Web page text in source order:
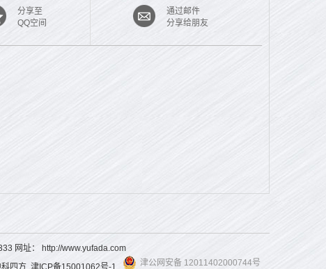
分享至
QQ空间
通过邮件
分享给朋友
网址：
http://www.yufada.com
四方 津ICP备15001062号-1 津公网安备 12011402000744号